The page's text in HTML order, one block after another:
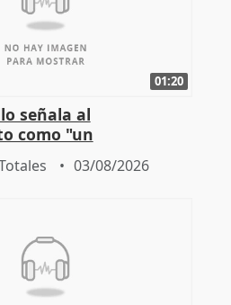
01:20
señala al
como "un
sobre viviendas de
03/08/2026